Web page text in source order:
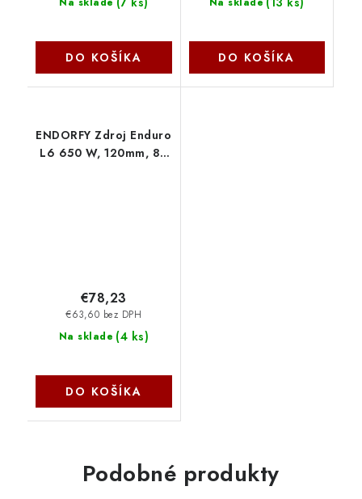
DO KOŠÍKA DO KOŠÍKA
ENDORFY Zdroj Enduro
L6 650 W, 120mm, 80
Na sklade (4 ks)
€63,60 bez DPH
€78,23
DO KOŠÍKA
Podobné produkty